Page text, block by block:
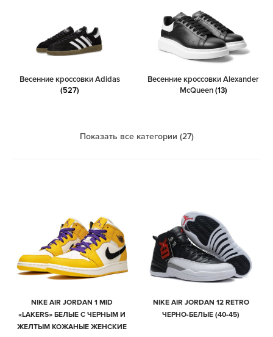
Весенние кроссовки Adidas
(527)
Весенние кроссовки Alexander
McQueen(13)
Показать все категории (27)
NIKE AIR JORDAN 1 MID
«LAKERS» БЕЛЫЕ С ЧЕРНЫМ И
ЖЕЛТЫМ КОЖАНЫЕ ЖЕНСКИЕ
NIKE AIR JORDAN 12 RETRO
ЧЕРНО-БЕЛЫЕ (40-45)